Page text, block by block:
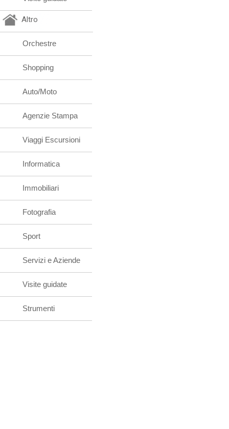
Altro
Orchestre
Shopping
Auto/Moto
Agenzie Stampa
Viaggi Escursioni
Informatica
Immobiliari
Fotografia
Sport
Servizi e Aziende
Visite guidate
Strumenti